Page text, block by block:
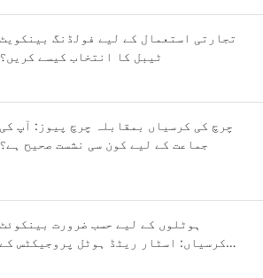
تجارتی استعمال کے لیے فولڈنگ بینکویٹ
ٹیبل کا انتخاب کیسے کریں؟
چرچ کی کرسیاں بمقابلہ چرچ پیوز: آپ کی
جماعت کے لیے کون سی نشست صحیح ہے؟
ہوٹلوں کے لیے حسب ضرورت بینکوئٹ
کرسیاں: اسٹار ریٹڈ ہوٹل پروجیکٹس کے